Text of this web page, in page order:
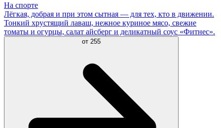
На спорте
Лёгкая, добрая и при этом сытная — для тех, кто в движении.
Тонкий хрустящий лаваш, нежное куриное мясо, свежие
томаты и огурцы, салат айсберг и деликатный соус «Фитнес».
от 255